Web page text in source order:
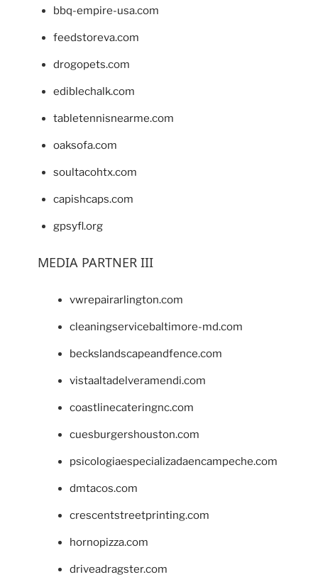
bbq-empire-usa.com
feedstoreva.com
drogopets.com
ediblechalk.com
tabletennisnearme.com
oaksofa.com
soultacohtx.com
capishcaps.com
gpsyfl.org
MEDIA PARTNER III
vwrepairarlington.com
cleaningservicebaltimore-md.com
beckslandscapeandfence.com
vistaaltadelveramendi.com
coastlinecateringnc.com
cuesburgershouston.com
psicologiaespecializadaencampeche.com
dmtacos.com
crescentstreetprinting.com
hornopizza.com
driveadragster.com